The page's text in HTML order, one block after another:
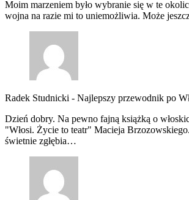
Moim marzeniem było wybranie się w te
wojna na razie mi to uniemożliwia. Może
Radek Studnicki - Najlepszy przewodnik po
Dzień dobry. Na pewno fajną książką o
"Włosi. Życie to teatr" Macieja
świetnie zgłębia…